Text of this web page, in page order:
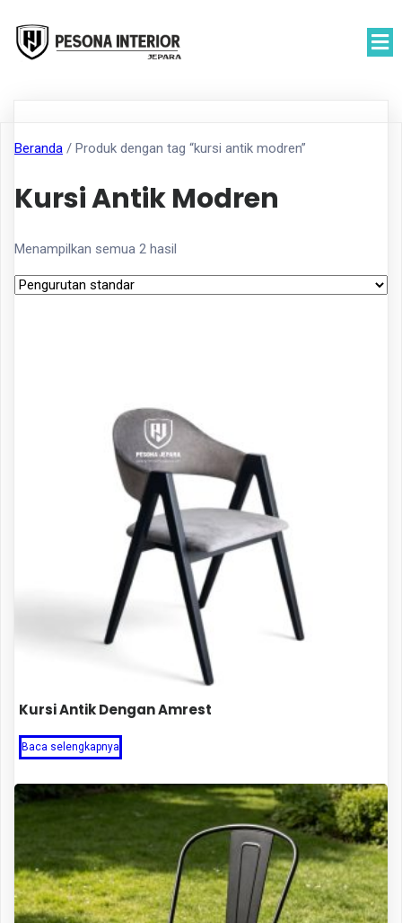
Beranda / Produk dengan tag “kursi antik modren”
Kursi Antik Modren
Menampilkan semua 2 hasil
Kursi Antik Dengan Amrest
Baca selengkapnya